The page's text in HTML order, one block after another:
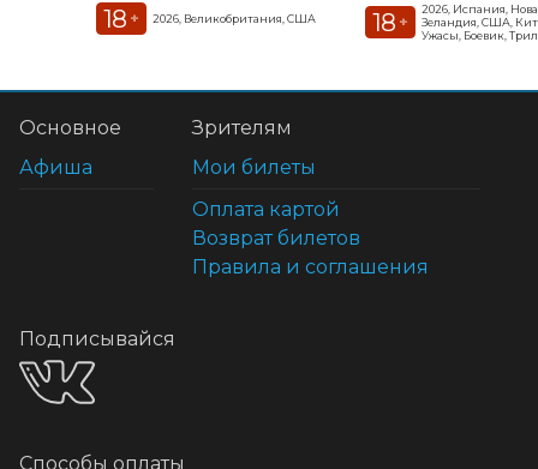
18 + 2026, Великобритания, США 18 +
2026, Испания,
Зеландия, США,
Ужасы, Боевик,
Основное
Афиша
Зрителям
Мои билеты
Оплата картой
Возврат билетов
Правила и соглашения
Подписывайся
Способы оплаты